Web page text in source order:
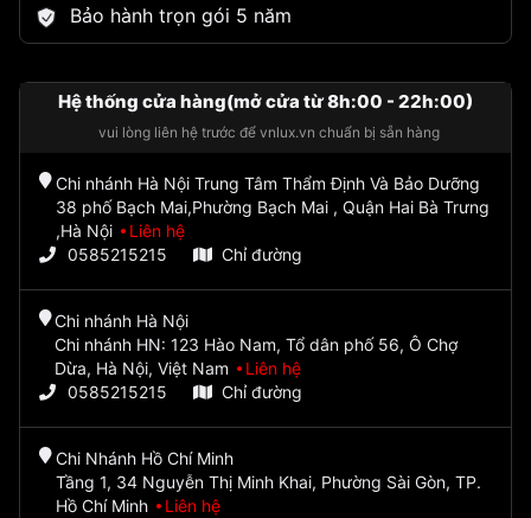
Bảo hành trọn gói 5 năm
Hệ thống cửa hàng(mở cửa từ 8h:00 - 22h:00)
vui lòng liên hệ trước để vnlux.vn chuẩn bị sẵn hàng
Chi nhánh Hà Nội Trung Tâm Thẩm Định Và Bảo Dưỡng
38 phố Bạch Mai,Phường Bạch Mai , Quận Hai Bà Trưng
,Hà Nội
Liên hệ
0585215215
Chỉ đường
Chi nhánh Hà Nội
Chi nhánh HN: 123 Hào Nam, Tổ dân phố 56, Ô Chợ
Dừa, Hà Nội, Việt Nam
Liên hệ
0585215215
Chỉ đường
Chi Nhánh Hồ Chí Minh
Tầng 1, 34 Nguyễn Thị Minh Khai, Phường Sài Gòn, TP.
Hồ Chí Minh
Liên hệ